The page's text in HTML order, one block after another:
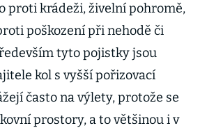
proti krádeži, živelní pohromě,
poškození při nehodě či
tyto pojistky jsou
kol s vyšší pořizovací
často na výlety, protože se
prostory, a to většinou i v